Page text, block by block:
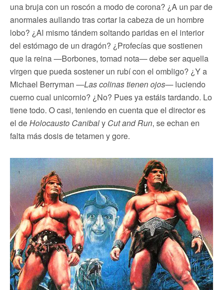
una bruja con un roscón a modo de corona? ¿A un par de
anormales aullando tras cortar la cabeza de un hombre
lobo? ¿Al mismo tándem soltando paridas en el interior
del estómago de un dragón? ¿Profecías que sostienen
que la reina —Borbones, tomad nota— debe ser aquella
virgen que pueda sostener un rubí con el ombligo? ¿Y a
Michael Berryman —Las colinas tienen ojos— luciendo
cuerno cual unicornio? ¿No? Pues ya estáis tardando. Lo
tiene todo. O casi, teniendo en cuenta que el director es
el deHolocausto Canibaly Cut and Run, se echan en
falta más dosis de tetamen y gore.